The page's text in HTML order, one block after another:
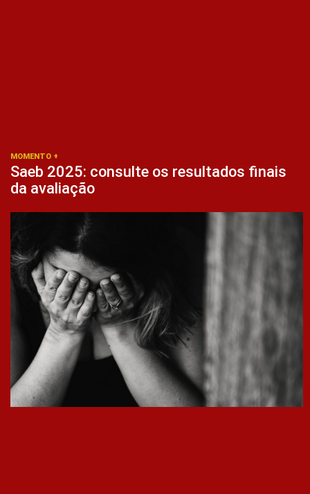
MOMENTO +
Saeb 2025: consulte os resultados finais
da avaliação